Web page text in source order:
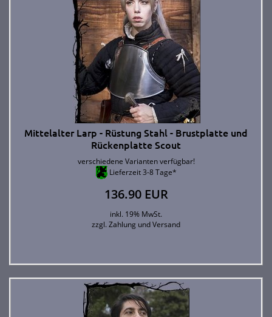
Mittelalter Larp - Rüstung Stahl - Brustplatte und
Rückenplatte Scout
verschiedene Varianten verfügbar!
Lieferzeit 3-8 Tage*
136.90 EUR
inkl. 19% MwSt.
zzgl.Zahlung und Versand